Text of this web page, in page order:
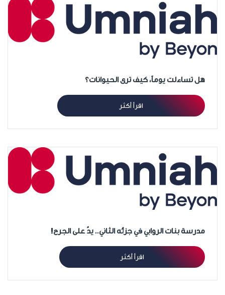
هل تساءلت يوماً، كيف ترى الحيوانات؟
اقرأ أكثر
مدرسة بنات الروابي في جزئه الثاني.. يدٌ على الجرح!
اقرأ أكثر